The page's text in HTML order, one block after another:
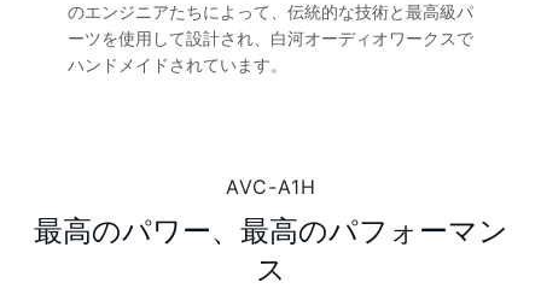
のエンジニアたちによって、伝統的な技術と最高級パ
ーツを使用して設計され、白河オーディオワークスで
ハンドメイドされています。
AVC-A1H
最高のパワー、最高のパフォーマン
ス